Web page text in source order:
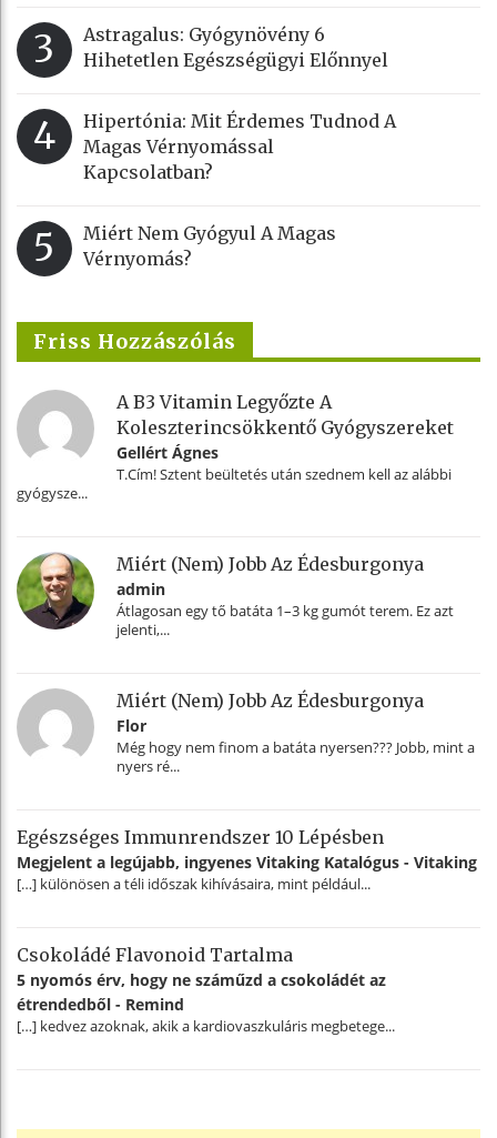
3
Astragalus: Gyógynövény 6
Hihetetlen Egészségügyi Előnnyel
4
Hipertónia: Mit Érdemes Tudnod A
Magas Vérnyomással
Kapcsolatban?
5
Miért Nem Gyógyul A Magas
Vérnyomás?
Friss Hozzászólás
A B3 Vitamin Legyőzte A
Koleszterincsökkentő Gyógyszereket
Gellért Ágnes
T.Cím! Sztent beültetés után szednem kell az alábbi
gyógysze...
Miért (nem) Jobb Az Édesburgonya
admin
Átlagosan egy tő batáta 1–3 kg gumót terem. Ez azt
jelenti,...
Miért (nem) Jobb Az Édesburgonya
Flor
Még hogy nem finom a batáta nyersen??? Jobb, mint a
nyers ré...
Egészséges Immunrendszer 10 Lépésben
Megjelent a legújabb, ingyenes Vitaking Katalógus - Vitaking
[…] különösen a téli időszak kihívásaira, mint például...
Csokoládé Flavonoid Tartalma
5 nyomós érv, hogy ne száműzd a csokoládét az
étrendedből - Remind
[…] kedvez azoknak, akik a kardiovaszkuláris megbetege...